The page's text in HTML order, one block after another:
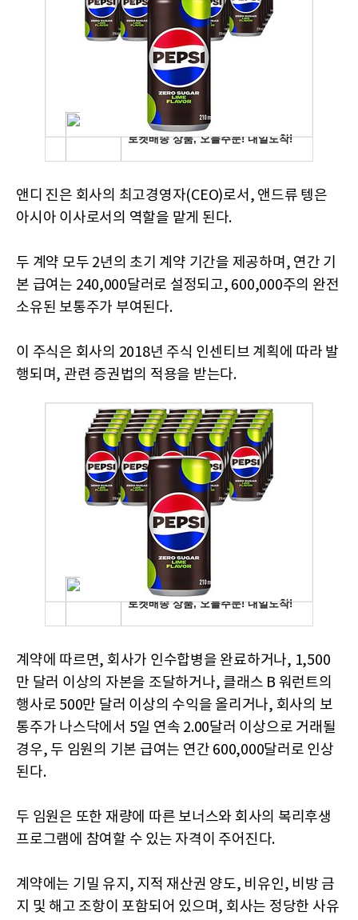
앤디 진은 회사의 최고경영자(CEO)로서, 앤드류 텡은
아시아 이사로서의 역할을 맡게 된다.
두 계약 모두 2년의 초기 계약 기간을 제공하며, 연간 기
본 급여는 240,000달러로 설정되고, 600,000주의 완전
소유된 보통주가 부여된다.
이 주식은 회사의 2018년 주식 인센티브 계획에 따라 발
행되며, 관련 증권법의 적용을 받는다.
계약에 따르면, 회사가 인수합병을 완료하거나, 1,500
만 달러 이상의 자본을 조달하거나, 클래스 B 워런트의
행사로 500만 달러 이상의 수익을 올리거나, 회사의 보
통주가 나스닥에서 5일 연속 2.00달러 이상으로 거래될
경우, 두 임원의 기본 급여는 연간 600,000달러로 인상
된다.
두 임원은 또한 재량에 따른 보너스와 회사의 복리후생
프로그램에 참여할 수 있는 자격이 주어진다.
계약에는 기밀 유지, 지적 재산권 양도, 비유인, 비방 금
지 및 해고 조항이 포함되어 있으며, 회사는 정당한 사유